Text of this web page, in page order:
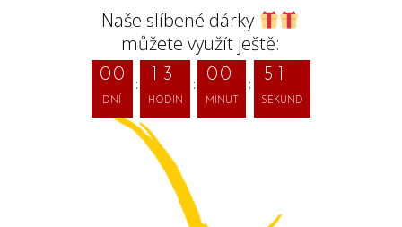
Naše slíbené dárky
můžete využít ještě:
00
DNÍ
3
HODIN
00
MINUT
4
SEKUND